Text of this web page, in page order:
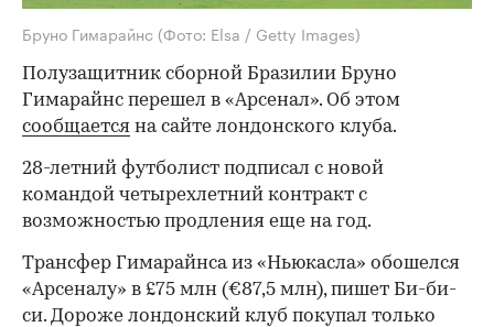
Бруно Гимарайнс (Фото: Elsa / Getty Images)
Полузащитник сборной Бразилии Бруно
Гимарайнс перешел в «Арсенал». Об этом
сообщается на сайте лондонского клуба.
28-летний футболист подписал с новой
командой четырехлетний контракт с
возможностью продления еще на год.
Трансфер Гимарайнса из «Ньюкасла» обошелся
«Арсеналу» в £75 млн (€87,5 млн), пишет Би-би-
си. Дороже лондонский клуб покупал только